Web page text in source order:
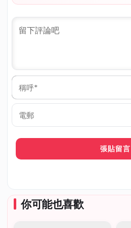
稱
*
郵
你可能也喜歡